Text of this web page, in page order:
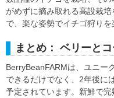
がめずに摘み取れる高設栽
で、楽な姿勢でイチゴ狩りを
まとめ： ベリーと
BerryBeanFARMは、ユニー
できるだけでなく、2年後に
予定されています。新鮮で